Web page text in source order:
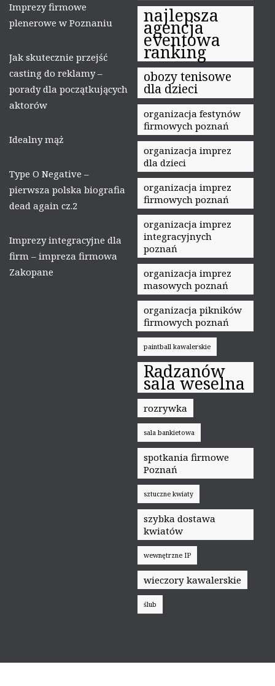
Imprezy firmowe
plenerowe w Poznaniu
Jak skutecznie przejść
casting do reklamy –
porady dla początkujących
aktorów
Idealny mąż
Type O Negative –
pierwsza polska biografia
dead again cz.2
Imprezy integracyjne dla
firm – impreza firmowa
Zakopane
najlepsza
agencja
eventowa
ranking
obozy tenisowe
dla dzieci
organizacja festynów
firmowych poznań
organizacja imprez
dla dzieci
organizacja imprez
firmowych poznań
organizacja imprez
integracyjnych
poznań
organizacja imprez
masowych poznań
organizacja pikników
firmowych poznań
paintball kawalerskie
Radzanów
sala weselna
rozrywka
sala bankietowa
spotkania firmowe
Poznań
sztuczne kwiaty
szybka dostawa
kwiatów
wewnętrzne IP
wieczory kawalerskie
ślub